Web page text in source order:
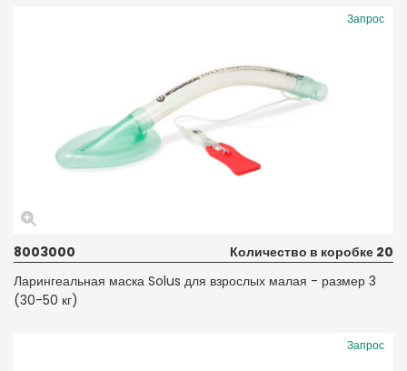
Запрос
8003000
Количество в коробке 20
Ларингеальная маска Solus для взрослых малая - размер 3
(30-50 кг)
Запрос